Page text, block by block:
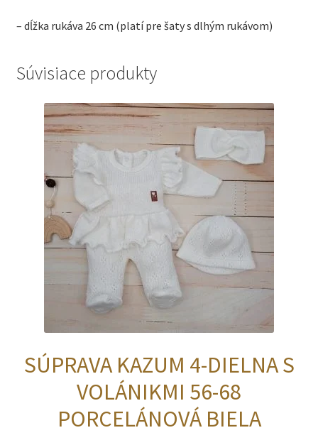
– dĺžka rukáva 26 cm (platí pre šaty s dlhým rukávom)
Súvisiace produkty
SÚPRAVA KAZUM 4-DIELNA S
VOLÁNIKMI 56-68
PORCELÁNOVÁ BIELA